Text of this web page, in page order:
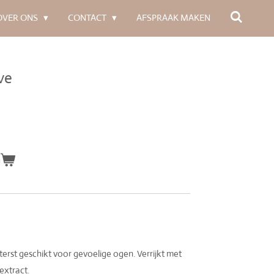
ONS CONTACT AFSPRAAK MAKEN
geschikt voor gevoelige ogen. Verrijkt met